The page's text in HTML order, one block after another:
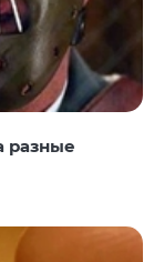
разные